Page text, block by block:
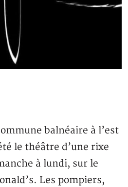
balnéaire à l’est
le théâtre d’une rixe
à lundi, sur le
Les pompiers,